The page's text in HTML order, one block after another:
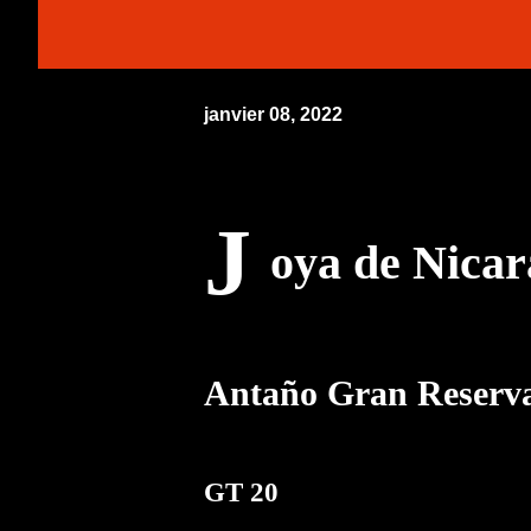
janvier 08, 2022
J oya de
Antaño Gran
GT 20